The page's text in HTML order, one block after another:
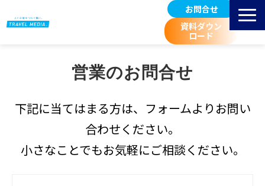
お問合せ
資料ダウン
ロード
選ばれる理由
営業のお問合せ
下記に当てはまる方は、フォームよりお問い
合わせください。
小さなことでもお気軽にご相談ください。